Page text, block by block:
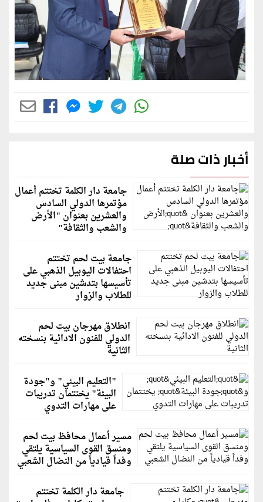
أخبار ذات صلة
جامعة دار الكلمة تختتم أعمال
مؤتمرها الدولي السادس
والعشرين بعنوان "الأرض
والشعب والثقافة"
جامعة بيت لحم تختتم
احتفالات اليوبيل الذهبي على
تأسيسها بتدشين مبنى جديد
للطلاب والزوار
انطلاق مهرجان بيت لحم
الدولي للفنون الادائية بنسخته
الثانية
"التعليم البيئي" و"جودة
البيئة" يختتمان تدريبات
على مهارات التدوي
مسير أعمال محافظ بيت لحم
ومنسق القوى السياسية يلتقي
وفداً قيادياً من النضال الشعبي
جامعة دار الكلمة تختتم